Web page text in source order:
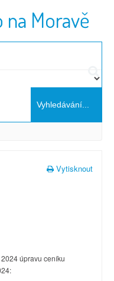
na Moravě
Vytisknout
úpravu ceníku